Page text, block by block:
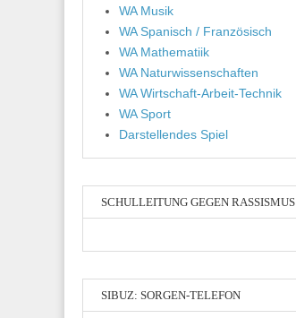
WA Musik
WA Spanisch / Französisch
WA Mathematiik
WA Naturwissenschaften
WA Wirtschaft-Arbeit-Technik
WA Sport
Darstellendes Spiel
SCHULLEITUNG GEGEN RASSISMUS
SIBUZ: SORGEN-TELEFON